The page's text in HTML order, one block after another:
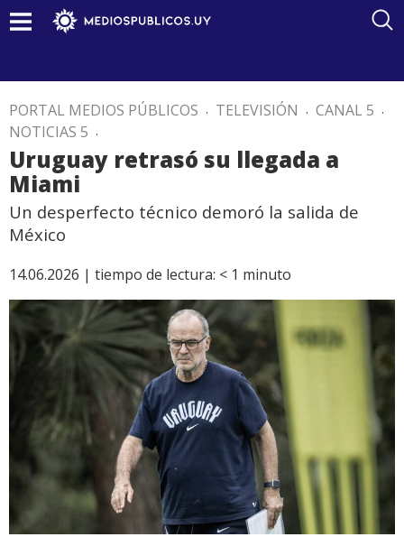
PORTAL MEDIOS PÚBLICOS . TELEVISIÓN . CANAL 5 .
NOTICIAS 5 .
Uruguay retrasó su llegada a
Miami
Un desperfecto técnico demoró la salida de
México
14.06.2026 | tiempo de lectura: < 1 minuto